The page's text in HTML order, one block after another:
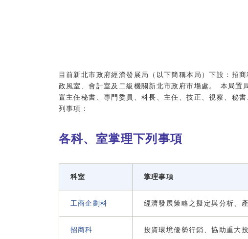
目前新北市政府經濟發展局（以下簡稱本局）下設：招
政風室、會計室及二級機關新北市政府市場處。 本局置
置主任秘書、專門委員、科長、主任、技正、視察、秘
列事項：
各科、室掌理下列事項
科室 掌理事項
工商企劃科 經濟發展策略之擬定與分析、
招商科 投資環境優勢行銷、協助重大